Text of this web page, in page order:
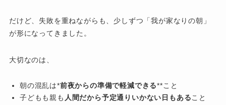
だけど、失敗を重ねながらも、少しずつ「我が家なりの朝」
が形になってきました。
大切なのは、
朝の混乱は*前夜からの準備で軽減できる**こと
子どもも親も 人間だから予定通りいかない日もあること